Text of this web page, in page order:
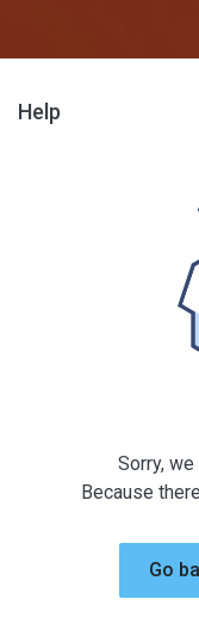
Help
Sorry,
Because
Go